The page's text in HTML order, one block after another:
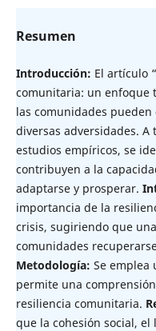
Resumen
Introducción: El artículo
comunitaria: un enfoque
las comunidades
diversas adversidades.
estudios empíricos, se
contribuyen a la
adaptarse y prosperar.
importancia de la
crisis, sugiriendo que
comunidades
Metodología: Se emplea
permite una
resiliencia comunitaria.
que la cohesión social, el